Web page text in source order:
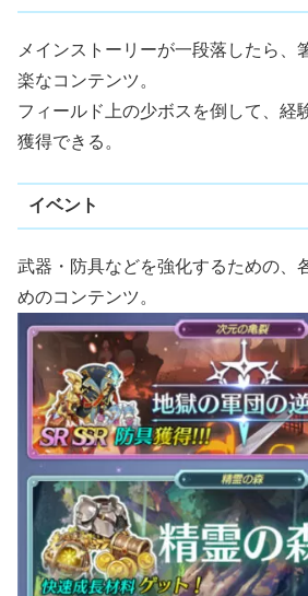
メインストーリーが一段落したら、
楽なコンテンツ。
フィールド上の少ボスを倒して、経
獲得できる。
イベント
武器・防具などを強化するための、
めのコンテンツ。